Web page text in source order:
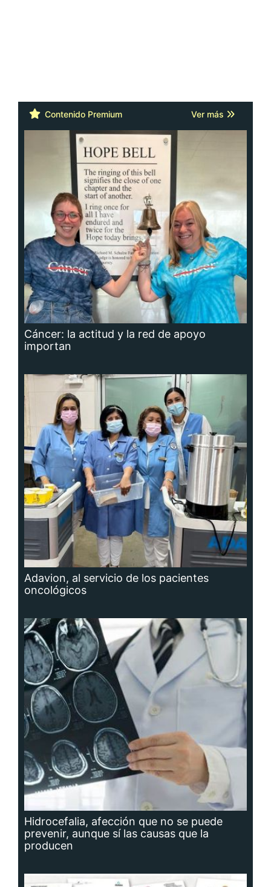
Contenido Premium Ver más
Cáncer: la actitud y la red de apoyo
importan
Adavion, al servicio de los pacientes
oncológicos
Hidrocefalia, afección que no se puede
prevenir, aunque sí las causas que la
producen